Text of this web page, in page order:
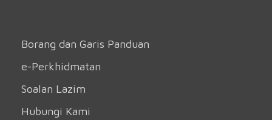
Borang dan Garis Panduan
e-Perkhidmatan
Soalan Lazim
Hubungi Kami